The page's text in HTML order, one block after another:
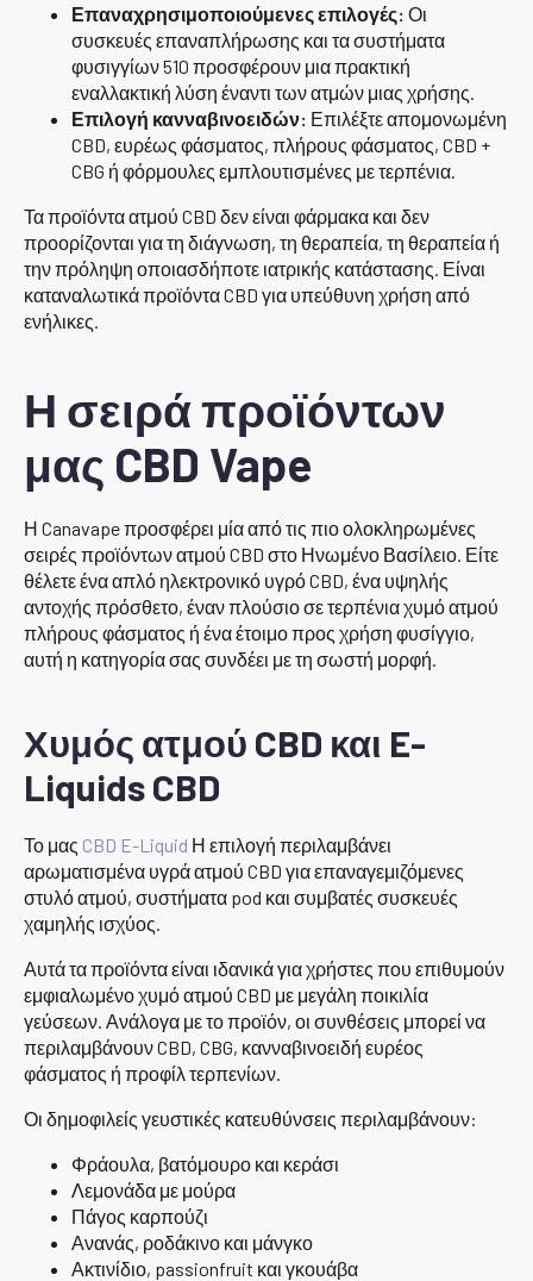
Επαναχρησιμοποιούμενες επιλογές: Οι
συσκευές επαναπλήρωσης και τα συστήματα
φυσιγγίων 510 προσφέρουν μια πρακτική
εναλλακτική λύση έναντι των ατμών μιας χρήσης.
Επιλογή κανναβινοειδών: Επιλέξτε απομονωμένη
CBD, ευρέως φάσματος, πλήρους φάσματος, CBD +
CBG ή φόρμουλες εμπλουτισμένες με τερπένια.
Τα προϊόντα ατμού CBD δεν είναι φάρμακα και δεν
προορίζονται για τη διάγνωση, τη θεραπεία, τη θεραπεία ή
την πρόληψη οποιασδήποτε ιατρικής κατάστασης. Είναι
καταναλωτικά προϊόντα CBD για υπεύθυνη χρήση από
ενήλικες.
Η σειρά προϊόντων
μας CBD Vape
Η Canavape προσφέρει μία από τις πιο ολοκληρωμένες
σειρές προϊόντων ατμού CBD στο Ηνωμένο Βασίλειο. Είτε
θέλετε ένα απλό ηλεκτρονικό υγρό CBD, ένα υψηλής
αντοχής πρόσθετο, έναν πλούσιο σε τερπένια χυμό ατμού
πλήρους φάσματος ή ένα έτοιμο προς χρήση φυσίγγιο,
αυτή η κατηγορία σας συνδέει με τη σωστή μορφή.
Χυμός ατμού CBD και E-
Liquids CBD
Το μας CBD E-Liquid Η επιλογή περιλαμβάνει
αρωματισμένα υγρά ατμού CBD για επαναγεμιζόμενες
στυλό ατμού, συστήματα pod και συμβατές συσκευές
χαμηλής ισχύος.
Αυτά τα προϊόντα είναι ιδανικά για χρήστες που επιθυμούν
εμφιαλωμένο χυμό ατμού CBD με μεγάλη ποικιλία
γεύσεων. Ανάλογα με το προϊόν, οι συνθέσεις μπορεί να
περιλαμβάνουν CBD, CBG, κανναβινοειδή ευρέος
φάσματος ή προφίλ τερπενίων.
Οι δημοφιλείς γευστικές κατευθύνσεις περιλαμβάνουν:
Φράουλα, βατόμουρο και κεράσι
Λεμονάδα με μούρα
Πάγος καρπούζι
Ανανάς, ροδάκινο και μάνγκο
Ακτινίδιο, passionfruit και γκουάβα